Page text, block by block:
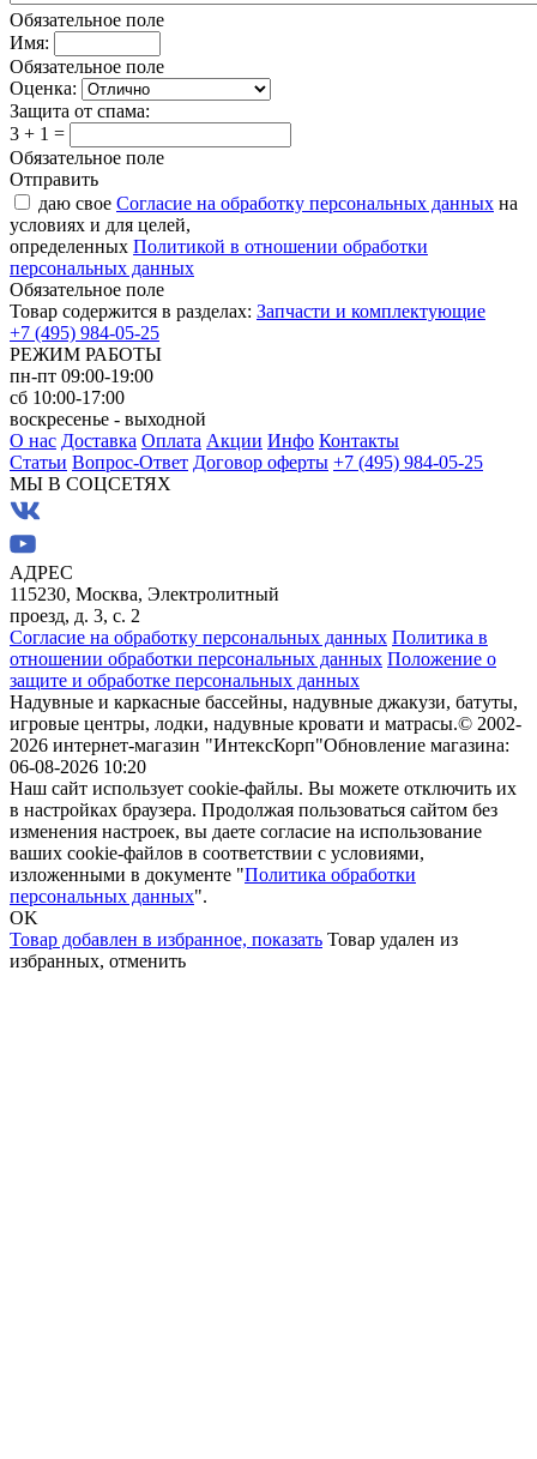
Обязательное поле
Имя:
Обязательное поле
Оценка:
Защита от спама:
3 + 1 =
Обязательное поле
Отправить
даю свое Согласие на обработку персональных данных на
условиях и для целей,
определенных Политикой в отношении обработки
персональных данных
Обязательное поле
Товар содержится в разделах: Запчасти и комплектующие
+7 (495) 984-05-25
РЕЖИМ РАБОТЫ
пн-пт 09:00-19:00
сб 10:00-17:00
воскресенье - выходной
О нас Доставка Оплата Акции Инфо Контакты
Статьи Вопрос-Ответ Договор оферты +7 (495) 984-05-25
МЫ В СОЦСЕТЯХ
АДРЕС
115230, Москва, Электролитный
проезд, д. 3, с. 2
Согласие на обработку персональных данных Политика в
отношении обработки персональных данных Положение о
защите и обработке персональных данных
Надувные и каркасные бассейны, надувные джакузи, батуты,
игровые центры, лодки, надувные кровати и матрасы.© 2002-
2026 интернет-магазин "ИнтексКорп"Обновление магазина:
06-08-2026 10:20
Наш сайт использует cookie-файлы. Вы можете отключить их
в настройках браузера. Продолжая пользоваться сайтом без
изменения настроек, вы даете согласие на использование
ваших cookie-файлов в соответствии с условиями,
изложенными в документе "Политика обработки
персональных данных".
OK
Товар добавлен в избранное, показать Товар удален из
избранных, отменить